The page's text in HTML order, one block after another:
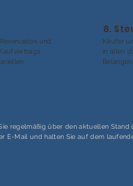
und
8.
Käufer
in allen
Belangen.
regelmäßig über den aktuellen Stand
E-Mail und halten Sie auf dem